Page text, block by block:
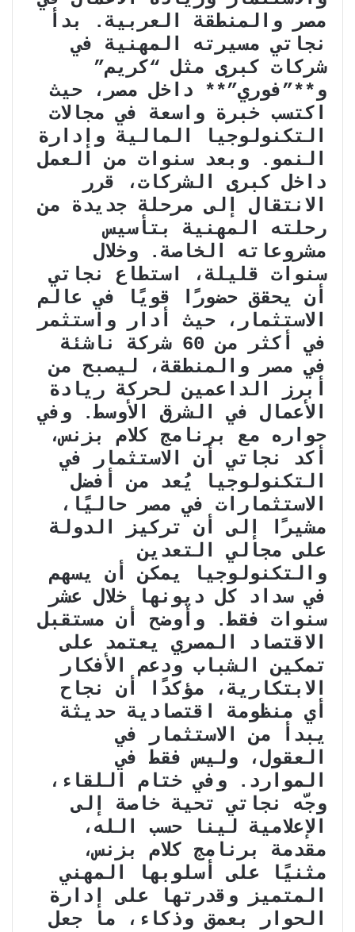
مصر والمنطقة العربية. بدأ
نجاتي مسيرته المهنية في
شركات كبرى مثل “كريم”
و**”فوري”** داخل مصر، حيث
اكتسب خبرة واسعة في مجالات
التكنولوجيا المالية وإدارة
النمو. وبعد سنوات من العمل
داخل كبرى الشركات، قرر
الانتقال إلى مرحلة جديدة من
رحلته المهنية بتأسيس
مشروعاته الخاصة. وخلال
سنوات قليلة، استطاع نجاتي
أن يحقق حضورًا قويًا في عالم
الاستثمار، حيث أدار واستثمر
في أكثر من 60 شركة ناشئة
في مصر والمنطقة، ليصبح من
أبرز الداعمين لحركة ريادة
الأعمال في الشرق الأوسط. وفي
حواره مع برنامج كلام بزنس،
أكد نجاتي أن الاستثمار في
التكنولوجيا يُعد من أفضل
الاستثمارات في مصر حاليًا،
مشيرًا إلى أن تركيز الدولة
على مجالي التعدين
والتكنولوجيا يمكن أن يسهم
في سداد كل ديونها خلال عشر
سنوات فقط. وأوضح أن مستقبل
الاقتصاد المصري يعتمد على
تمكين الشباب ودعم الأفكار
الابتكارية، مؤكدًا أن نجاح
أي منظومة اقتصادية حديثة
يبدأ من الاستثمار في
العقول، وليس فقط في
الموارد. وفي ختام اللقاء،
وجّه نجاتي تحية خاصة إلى
الإعلامية لينا حسب الله،
مقدمة برنامج كلام بزنس،
مثنيًا على أسلوبها المهني
المتميز وقدرتها على إدارة
الحوار بعمق وذكاء، ما جعل